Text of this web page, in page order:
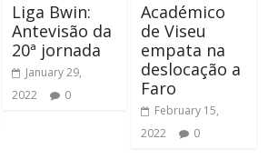
Liga Bwin:
Antevisão da
20ª jornada
January 29,
2022
0
Académico
de Viseu
empata na
deslocação a
Faro
February 15,
2022
0